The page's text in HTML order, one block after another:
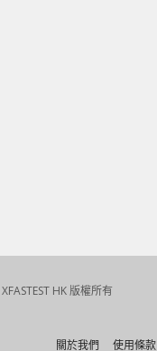
HK 版權所有
關於我們 使用條款